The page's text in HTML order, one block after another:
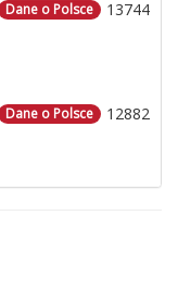
13744
Dane o Polsce
12882
Dane o Polsce